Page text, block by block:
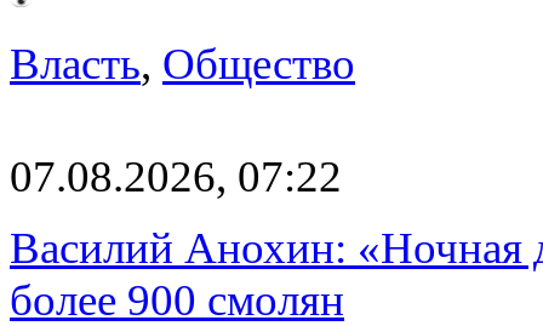
Власть, Общество
07.08.2026, 07:22
Василий Анохин: «Ночная
более 900 смолян